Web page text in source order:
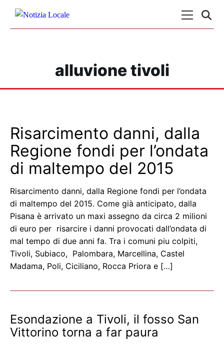
alluvione tivoli
Risarcimento danni, dalla
Regione fondi per l’ondata
di maltempo del 2015
Risarcimento danni, dalla Regione fondi per l’ondata
di maltempo del 2015. Come già anticipato, dalla
Pisana è arrivato un maxi assegno da circa 2 milioni
di euro per risarcire i danni provocati dall’ondata di
mal tempo di due anni fa. Tra i comuni piu colpiti,
Tivoli, Subiaco, Palombara, Marcellina, Castel
Madama, Poli, Ciciliano, Rocca Priora e […]
Esondazione a Tivoli, il fosso San
Vittorino torna a far paura